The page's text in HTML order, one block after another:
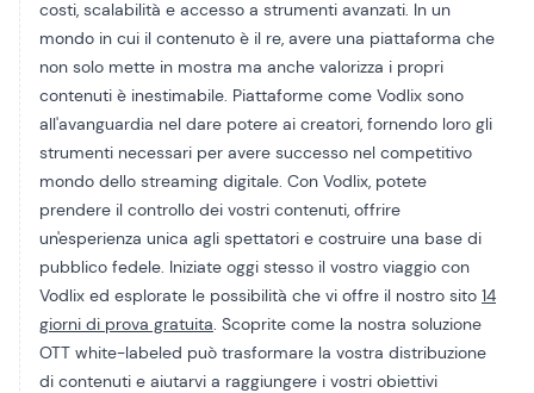
costi, scalabilità e accesso a strumenti avanzati. In un
mondo in cui il contenuto è il re, avere una piattaforma che
non solo mette in mostra ma anche valorizza i propri
contenuti è inestimabile. Piattaforme come Vodlix sono
all'avanguardia nel dare potere ai creatori, fornendo loro gli
strumenti necessari per avere successo nel competitivo
mondo dello streaming digitale. Con Vodlix, potete
prendere il controllo dei vostri contenuti, offrire
un'esperienza unica agli spettatori e costruire una base di
pubblico fedele. Iniziate oggi stesso il vostro viaggio con
Vodlix ed esplorate le possibilità che vi offre il nostro sito 14
giorni di prova gratuita. Scoprite come la nostra soluzione
OTT white-labeled può trasformare la vostra distribuzione
di contenuti e aiutarvi a raggiungere i vostri obiettivi